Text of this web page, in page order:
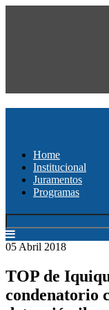
Home
Institucional
Juramentos
Programas
05 Abril 2018
TOP de
condenatorio